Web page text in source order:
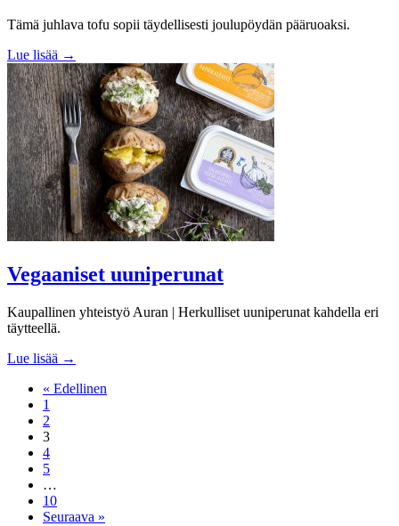
Tämä juhlava tofu sopii täydellisesti joulupöydän pääruoaksi.
Lue lisää →
Vegaaniset uuniperunat
Kaupallinen yhteistyö Auran | Herkulliset uuniperunat kahdella eri
täytteellä.
Lue lisää →
« Edellinen
1
2
3
4
5
…
10
Seuraava »